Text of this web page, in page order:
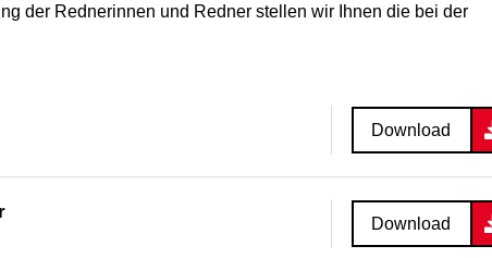
der Rednerinnen und Redner stellen wir Ihnen die bei der
Download
Download